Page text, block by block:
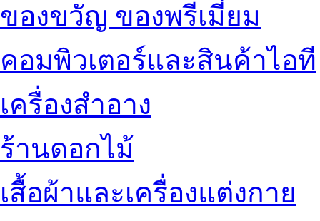
ของขวัญ ของพรีเมี่ยม
คอมพิวเตอร์และสินค้าไอที
เครื่องสำอาง
ร้านดอกไม้
เสื้อผ้าและเครื่องแต่งกาย